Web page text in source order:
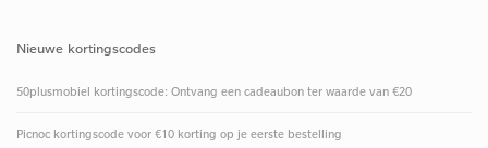
Nieuwe kortingscodes
50plusmobiel kortingscode: Ontvang een cadeaubon ter waarde van €20
Picnoc kortingscode voor €10 korting op je eerste bestelling